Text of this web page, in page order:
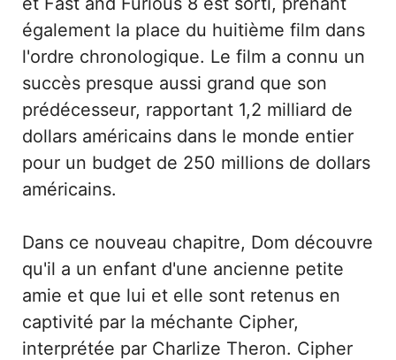
également la place du huitième film dans
l'ordre chronologique. Le film a connu un
succès presque aussi grand que son
prédécesseur, rapportant 1,2 milliard de
dollars américains dans le monde entier
pour un budget de 250 millions de dollars
américains.
Dans ce nouveau chapitre, Dom découvre
qu'il a un enfant d'une ancienne petite
amie et que lui et elle sont retenus en
captivité par la méchante Cipher,
interprétée par Charlize Theron. Cipher